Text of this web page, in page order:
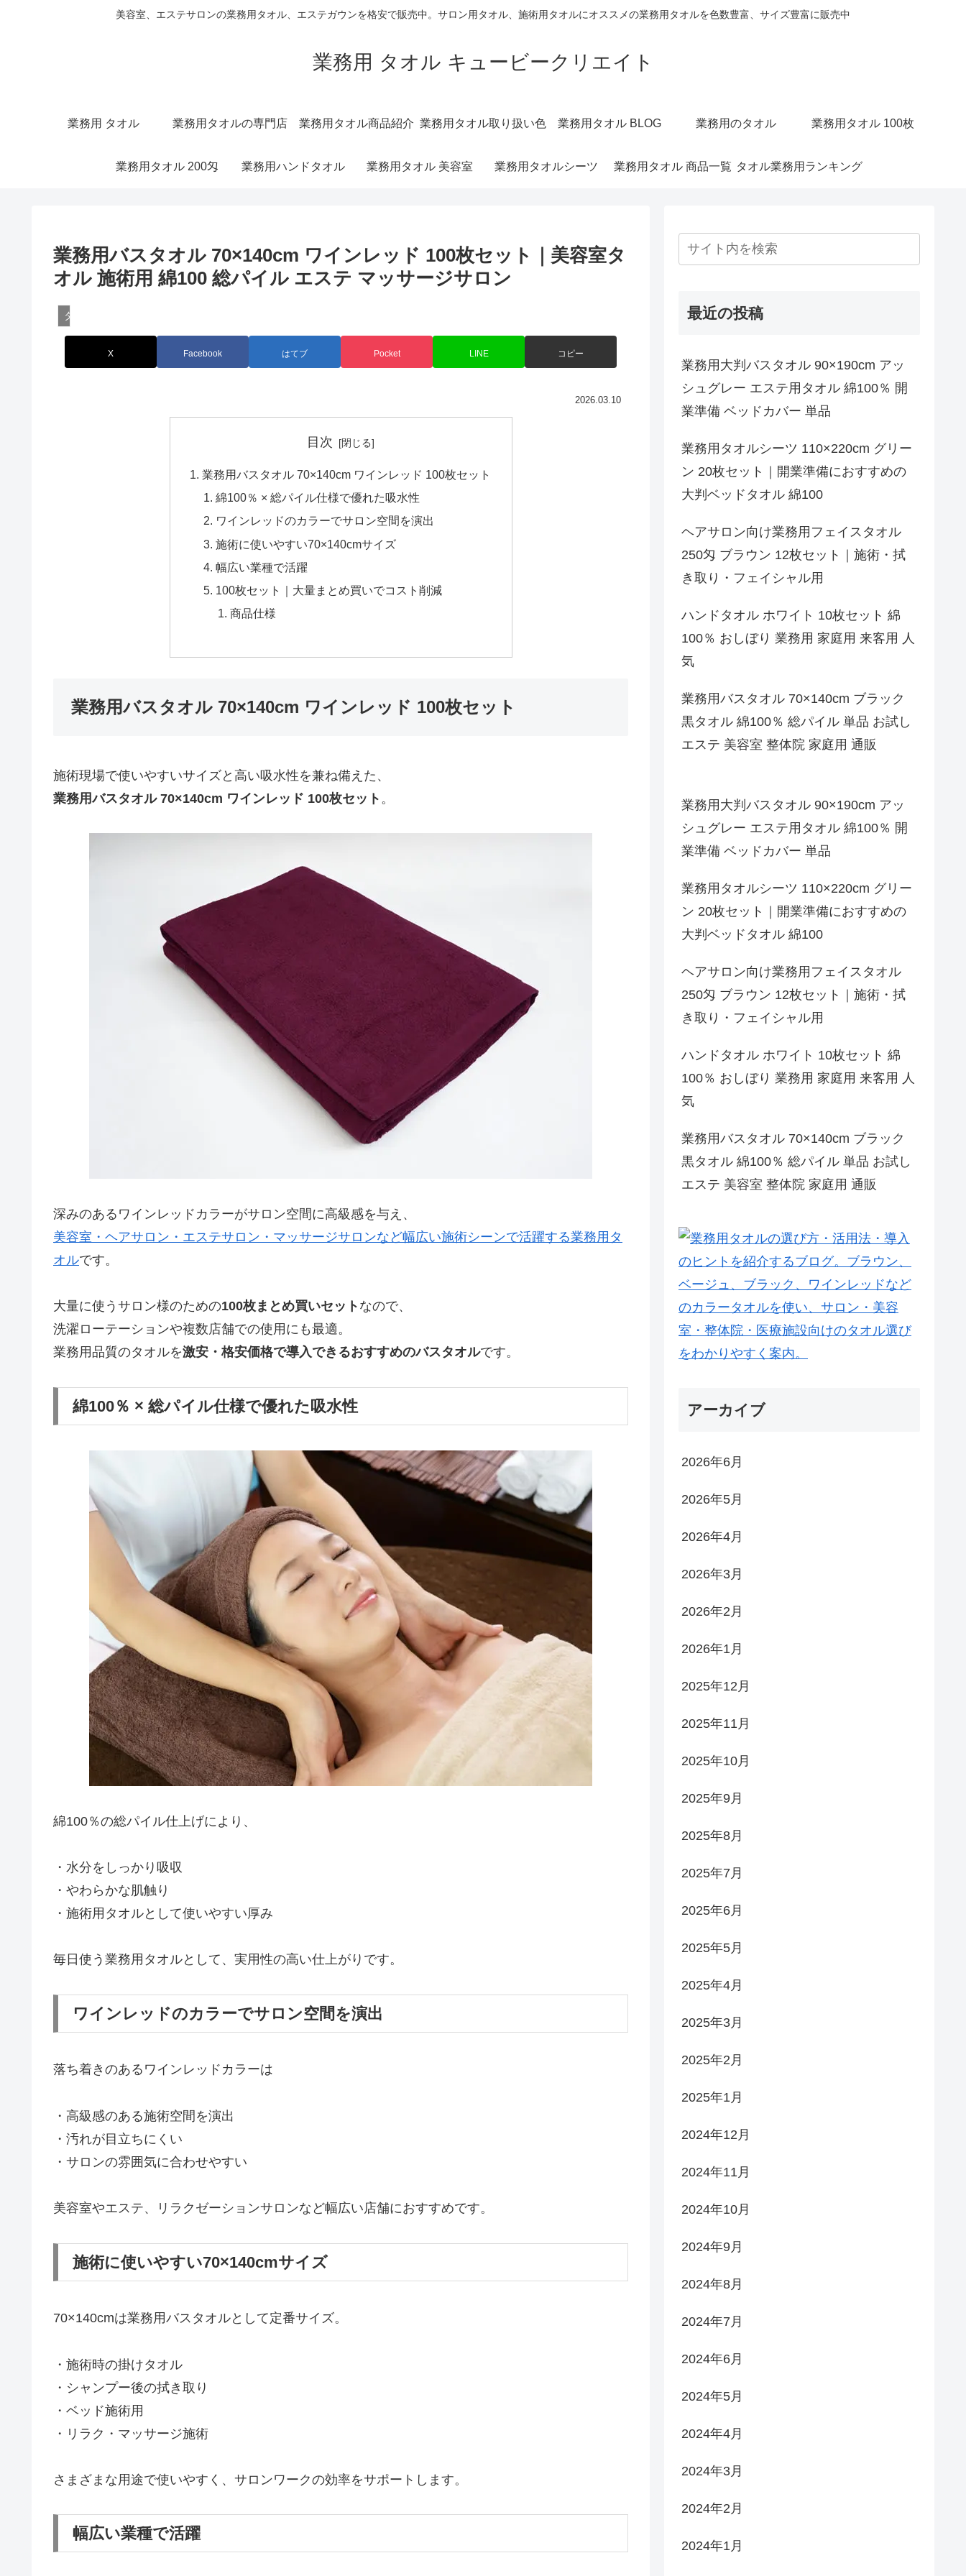
美容室、エステサロンの業務用タオル、エステガウンを格安で販売中。サロン用タオル、施術用タオルにオススメの業務用タオルを色数豊富、サイズ豊富に販売中
業務用 タオル キュービークリエイト
業務用 タオル 業務用タオルの専門店 業務用タオル商品紹介 業務用タオル取り扱い色 業務用タオル BLOG 業務用のタオル 業務用タオル 100枚
業務用タオル 200匁 業務用ハンドタオル 業務用タオル 美容室 業務用タオルシーツ 業務用タオル 商品一覧 タオル業務用ランキング
業務用バスタオル 70×140cm ワインレッド 100枚セット｜美容室タ
オル 施術用 綿100 総パイル エステ マッサージサロン
タオル 業務用 100枚
X Facebook はてブ Pocket LINE コピー
2026.03.10
目次
業務用バスタオル 70×140cm ワインレッド 100枚セット
綿100％ × 総パイル仕様で優れた吸水性
ワインレッドのカラーでサロン空間を演出
施術に使いやすい70×140cmサイズ
幅広い業種で活躍
100枚セット｜大量まとめ買いでコスト削減
商品仕様
業務用バスタオル 70×140cm ワインレッド 100枚セット
施術現場で使いやすいサイズと高い吸水性を兼ね備えた、
業務用バスタオル 70×140cm ワインレッド 100枚セット 。
深みのあるワインレッドカラーがサロン空間に高級感を与え、
美容室・ヘアサロン・エステサロン・マッサージサロンなど幅広い施術シーンで活躍する業務用タ
オルです。
大量に使うサロン様のための100枚まとめ買いセット なので、
洗濯ローテーションや複数店舗での使用にも最適。
業務用品質のタオルを激安・格安価格で導入できるおすすめのバスタオルです。
綿100％ × 総パイル仕様で優れた吸水性
綿100％の総パイル仕上げにより、
・水分をしっかり吸収
・やわらかな肌触り
・施術用タオルとして使いやすい厚み
毎日使う業務用タオルとして、実用性の高い仕上がりです。
ワインレッドのカラーでサロン空間を演出
落ち着きのあるワインレッドカラーは
・高級感のある施術空間を演出
・汚れが目立ちにくい
・サロンの雰囲気に合わせやすい
美容室やエステ、リラクゼーションサロンなど幅広い店舗におすすめです。
施術に使いやすい70×140cmサイズ
70×140cmは業務用バスタオルとして定番サイズ。
・施術時の掛けタオル
・シャンプー後の拭き取り
・ベッド施術用
・リラク・マッサージ施術
さまざまな用途で使いやすく、サロンワークの効率をサポートします。
幅広い業種で活躍
最近の投稿
業務用大判バスタオル 90×190cm アッ
シュグレー エステ用タオル 綿100％ 開
業準備 ベッドカバー 単品
業務用タオルシーツ 110×220cm グリー
ン 20枚セット｜開業準備におすすめの
大判ベッドタオル 綿100
ヘアサロン向け業務用フェイスタオル
250匁 ブラウン 12枚セット｜施術・拭
き取り・フェイシャル用
ハンドタオル ホワイト 10枚セット 綿
100％ おしぼり 業務用 家庭用 来客用 人
気
業務用バスタオル 70×140cm ブラック
黒タオル 綿100％ 総パイル 単品 お試し
エステ 美容室 整体院 家庭用 通販
業務用大判バスタオル 90×190cm アッ
シュグレー エステ用タオル 綿100％ 開
業準備 ベッドカバー 単品
業務用タオルシーツ 110×220cm グリー
ン 20枚セット｜開業準備におすすめの
大判ベッドタオル 綿100
ヘアサロン向け業務用フェイスタオル
250匁 ブラウン 12枚セット｜施術・拭
き取り・フェイシャル用
ハンドタオル ホワイト 10枚セット 綿
100％ おしぼり 業務用 家庭用 来客用 人
気
業務用バスタオル 70×140cm ブラック
黒タオル 綿100％ 総パイル 単品 お試し
エステ 美容室 整体院 家庭用 通販
アーカイブ
2026年6月
2026年5月
2026年4月
2026年3月
2026年2月
2026年1月
2025年12月
2025年11月
2025年10月
2025年9月
2025年8月
2025年7月
2025年6月
2025年5月
2025年4月
2025年3月
2025年2月
2025年1月
2024年12月
2024年11月
2024年10月
2024年9月
2024年8月
2024年7月
2024年6月
2024年5月
2024年4月
2024年3月
2024年2月
2024年1月